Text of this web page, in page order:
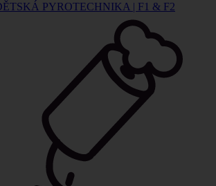
PYROTECHNIKA | F1 & F2